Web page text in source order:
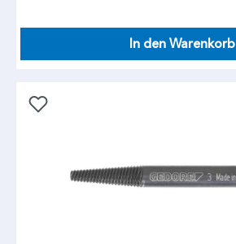
In den Warenkorb